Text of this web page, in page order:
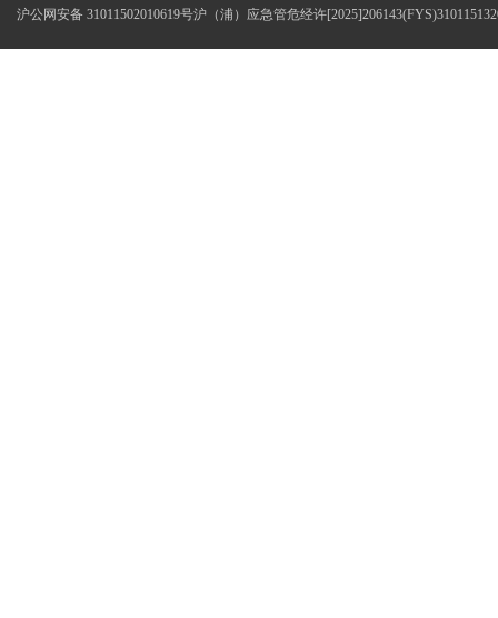
沪公网安备 31011502010619号沪（浦）应急管危经许